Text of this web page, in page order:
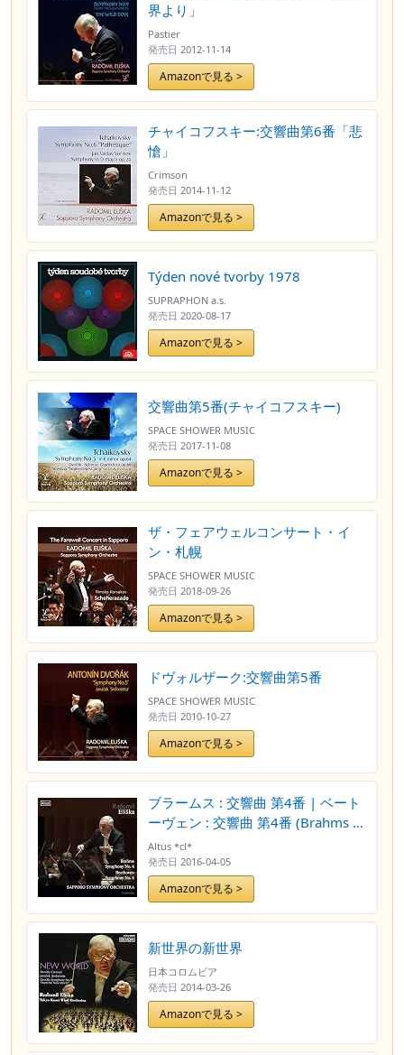
界より」
Pastier
発売日 2012-11-14
Amazonで見る >
チャイコフスキー:交響曲第6番「悲
愴」
Crimson
発売日 2014-11-12
Amazonで見る >
Týden nové tvorby 1978
SUPRAPHON a.s.
発売日 2020-08-17
Amazonで見る >
交響曲第5番(チャイコフスキー)
SPACE SHOWER MUSIC
発売日 2017-11-08
Amazonで見る >
ザ・フェアウェルコンサート・イ
ン・札幌
SPACE SHOWER MUSIC
発売日 2018-09-26
Amazonで見る >
ドヴォルザーク:交響曲第5番
SPACE SHOWER MUSIC
発売日 2010-10-27
Amazonで見る >
ブラームス : 交響曲 第4番 | ベート
ーヴェン : 交響曲 第4番 (Brahms :
Symphony No.4 | Beethoven :
Symphony No.4 / Radomil Eliska |
Sapporo Symphony Orchestra)
[Live Recording]
Altus *cl*
発売日 2016-04-05
Amazonで見る >
新世界の新世界
日本コロムビア
発売日 2014-03-26
Amazonで見る >